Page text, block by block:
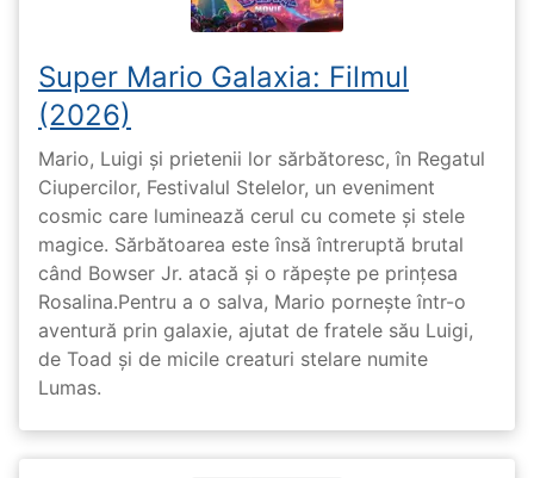
Super Mario Galaxia: Filmul
(2026)
Mario, Luigi și prietenii lor sărbătoresc, în Regatul
Ciupercilor, Festivalul Stelelor, un eveniment
cosmic care luminează cerul cu comete și stele
magice. Sărbătoarea este însă întreruptă brutal
când Bowser Jr. atacă și o răpește pe prinţesa
Rosalina.Pentru a o salva, Mario pornește într-o
aventură prin galaxie, ajutat de fratele său Luigi,
de Toad și de micile creaturi stelare numite
Lumas.